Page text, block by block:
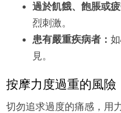
過於飢餓、飽脹或疲
烈刺激。
患有嚴重疾病者：
見。
按摩力度過重的風險
切勿追求過度的痛感，用